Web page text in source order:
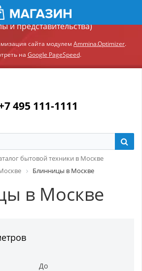
сайт модуля Ammina.Регионы
и представительства)
сайта модулем Ammina.Optimizer.
на Google PageSpeed.
495 111-1111
бытовой техники в Москве
Блинницы в Москве
в Москве
До